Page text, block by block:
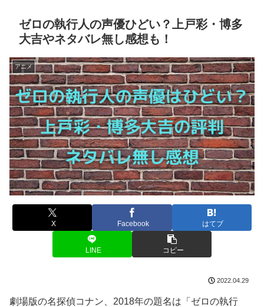
ゼロの執行人の声優ひどい？上戸彩・博多
大吉やネタバレ無し感想も！
アニメ
X Facebook はてブ
LINE コピー
2022.04.29
劇場版の名探偵コナン、2018年の題名は「ゼロの執行